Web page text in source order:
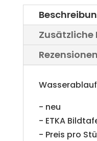
- neu
- ETKA
- Preis pro